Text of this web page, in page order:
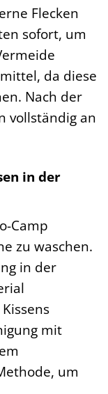
Flecken
sofort, um
da diese
Nach der
vollständig an
in der
Camp
zu waschen.
in der
mit
um